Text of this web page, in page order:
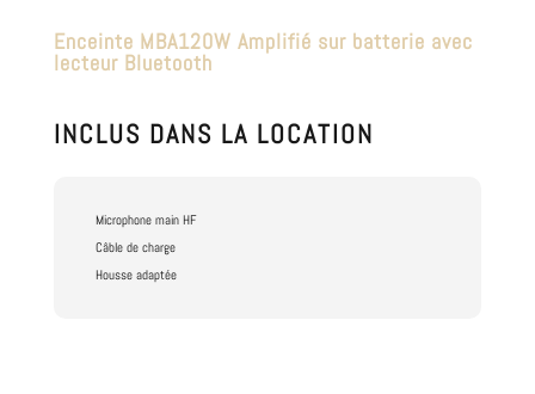
Enceinte MBA120W Amplifié sur batterie avec
lecteur Bluetooth
INCLUS DANS LA LOCATION
Microphone main HF
Câble de charge
Housse adaptée